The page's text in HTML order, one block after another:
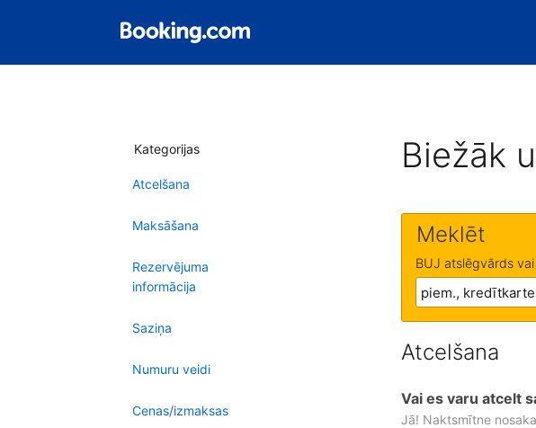
Kategorijas
Atcelšana
Maksāšana
Rezervējuma
informācija
Saziņa
Numuru veidi
Cenas/izmaksas
Biežāk
Meklēt
BUJ atslēgvārds
Atcelšana
Vai es varu atcelt
Jā! Naktsmītne